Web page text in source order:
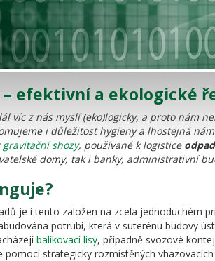
PRO OCHRANU ŽIVOTNÍHO
– efektivní a ekologické
víc z nás myslí (eko)logicky, a proto nám
i důležitost hygieny a lhostejná
gravitační shozy, používané k logistice
domy, tak i banky, administrativní
je i tento založen na zcela jednoduchém
potrubí, která v suterénu budovy
balíkovací lisy, případně svozové
pomocí strategicky rozmístěných